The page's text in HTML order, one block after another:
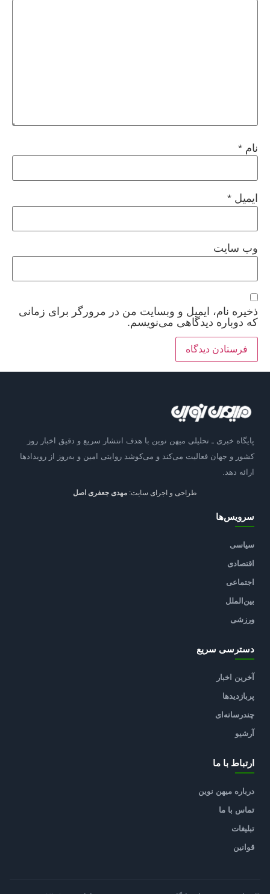
نام *
ایمیل *
وب‌ سایت
ذخیره نام، ایمیل و وبسایت من در مرورگر برای زمانی
که دوباره دیدگاهی می‌نویسم.
پایگاه خبری ـ تحلیلی میهن نوین با هدف انتشار سریع و دقیق اخبار روز
کشور و جهان فعالیت می‌کند و می‌کوشد روایتی امین و به‌روز از رویدادها
ارائه دهد.
طراحی و اجرای سایت: مهدی جعفری اصل
سرویس‌ها
سیاسی
اقتصادی
اجتماعی
بین‌الملل
ورزشی
دسترسی سریع
آخرین اخبار
پربازدیدها
چندرسانه‌ای
آرشیو
ارتباط با ما
درباره میهن نوین
تماس با ما
تبلیغات
قوانین